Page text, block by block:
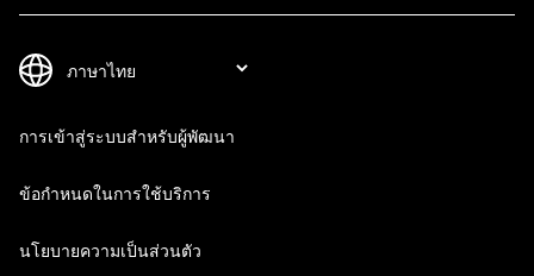
การเข้าสู่ระบบสำหรับผู้พัฒนา
ข้อกำหนดในการใช้บริการ
นโยบายความเป็นส่วนตัว